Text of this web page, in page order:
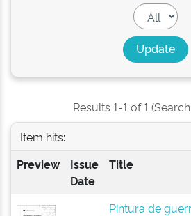
Results 1-1 of 1
Item hits:
Preview
Issue
Date
Title
Pintura de